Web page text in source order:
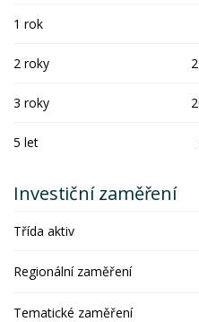
1 rok
2 roky
3 roky
5 let
Investiční zaměření
Třída aktiv
Regionální zaměření
Tematické zaměření